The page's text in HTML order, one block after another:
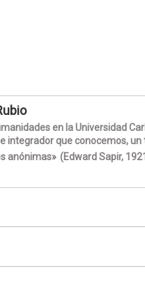
en la Universidad
integrador que conocemos,
anónimas» (Edward Sapir,